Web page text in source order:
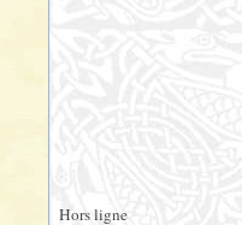
Hors ligne